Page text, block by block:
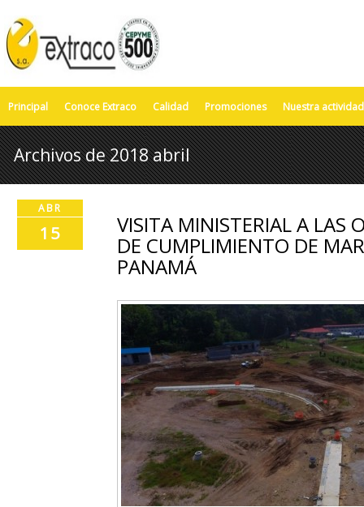
Principal Conoce Extraco Calidad Promociones Nuestra actividad
Archivos de 2018 abril
ABR
15 VISITA MINISTERIAL A LAS
DE CUMPLIMIENTO DE
PANAMÁ